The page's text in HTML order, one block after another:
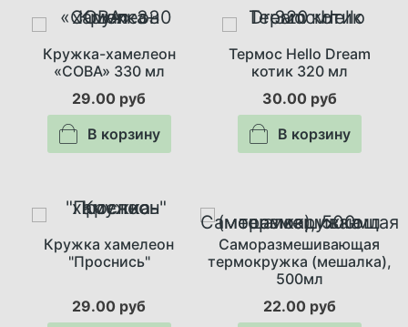
Кружка-хамелеон
«СОВА» 330 мл
29.00 руб
В корзину
Термос Hello Dream
котик 320 мл
30.00 руб
В корзину
Кружка хамелеон
"Проснись"
29.00 руб
Саморазмешивающая
термокружка (мешалка),
500мл
22.00 руб